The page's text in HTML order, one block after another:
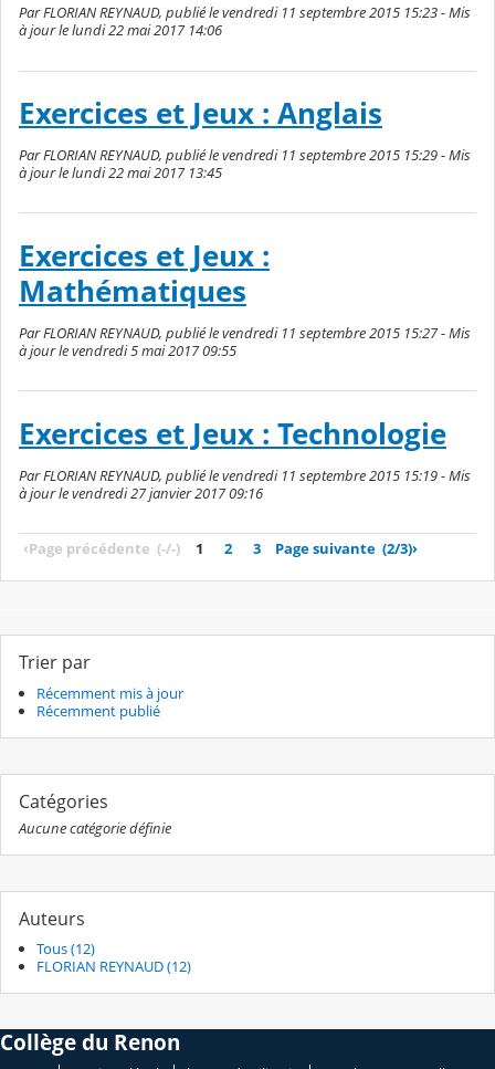
Par FLORIAN REYNAUD, publié le vendredi 11 septembre 2015 15:23 - Mis
à jour le lundi 22 mai 2017 14:06
Exercices et Jeux : Anglais
Par FLORIAN REYNAUD, publié le vendredi 11 septembre 2015 15:29 - Mis
à jour le lundi 22 mai 2017 13:45
Exercices et Jeux :
Mathématiques
Par FLORIAN REYNAUD, publié le vendredi 11 septembre 2015 15:27 - Mis
à jour le vendredi 5 mai 2017 09:55
Exercices et Jeux : Technologie
Par FLORIAN REYNAUD, publié le vendredi 11 septembre 2015 15:19 - Mis
à jour le vendredi 27 janvier 2017 09:16
‹Page précédente (-/-) 1 2 3 Page suivante (2/3)›
Trier par
Récemment mis à jour
Récemment publié
Catégories
Aucune catégorie définie
Auteurs
Tous (12)
FLORIAN REYNAUD (12)
Collège du Renon